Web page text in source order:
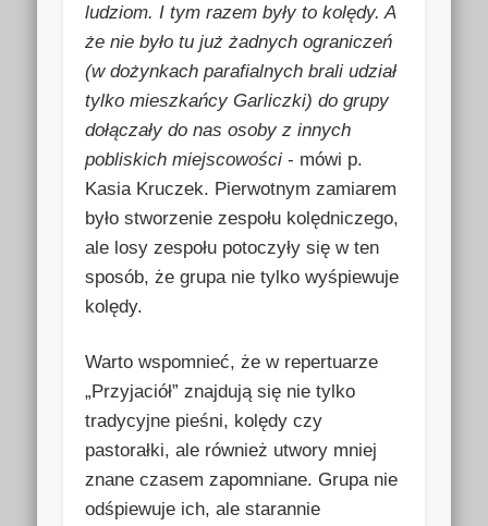
ludziom. I tym razem były to kolędy. A
że nie było tu już żadnych ograniczeń
(w dożynkach parafialnych brali udział
tylko mieszkańcy Garliczki) do grupy
dołączały do nas osoby z innych
pobliskich miejscowości - mówi p.
Kasia Kruczek. Pierwotnym zamiarem
było stworzenie zespołu kolędniczego,
ale losy zespołu potoczyły się w ten
sposób, że grupa nie tylko wyśpiewuje
kolędy.
Warto wspomnieć, że w repertuarze
„Przyjaciół” znajdują się nie tylko
tradycyjne pieśni, kolędy czy
pastorałki, ale również utwory mniej
znane czasem zapomniane. Grupa nie
odśpiewuje ich, ale starannie